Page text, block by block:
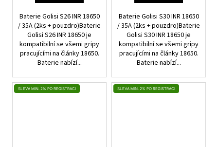
Baterie Golisi S26 INR 18650
/ 35A (2ks + pouzdro)Baterie
Golisi S26 INR 18650 je
kompatibilní se všemi gripy
pracujícími na články 18650.
Baterie nabízí...
Baterie Golisi S30 INR 18650
/ 35A (2ks + pouzdro)Baterie
Golisi S30 INR 18650 je
kompatibilní se všemi gripy
pracujícími na články 18650.
Baterie nabízí...
SLEVA MIN. 2% PO REGISTRACI SLEVA MIN. 2% PO REGISTRACI